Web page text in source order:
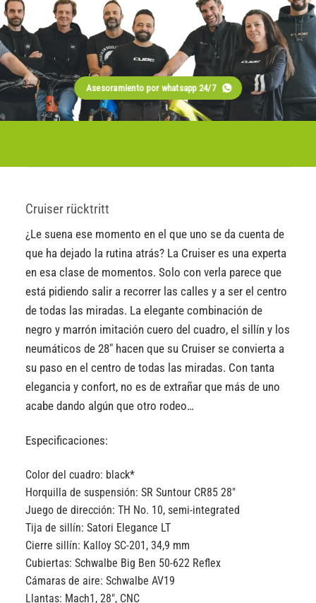
Asesoramiento por whatsapp 24/7
Cruiser rücktritt
¿Le suena ese momento en el que uno se da cuenta de
que ha dejado la rutina atrás? La Cruiser es una experta
en esa clase de momentos. Solo con verla parece que
está pidiendo salir a recorrer las calles y a ser el centro
de todas las miradas. La elegante combinación de
negro y marrón imitación cuero del cuadro, el sillín y los
neumáticos de 28″ hacen que su Cruiser se convierta a
su paso en el centro de todas las miradas. Con tanta
elegancia y confort, no es de extrañar que más de uno
acabe dando algún que otro rodeo…
Especificaciones:
Color del cuadro: black*
Horquilla de suspensión:SR Suntour CR85 28″
Juego de dirección:TH No. 10, semi-integrated
Tija de sillín:Satori Elegance LT
Cierre sillín: Kalloy SC-201, 34,9 mm
Cubiertas:Schwalbe Big Ben 50-622 Reflex
Cámaras de aire:Schwalbe AV19
Llantas: Mach1, 28″, CNC